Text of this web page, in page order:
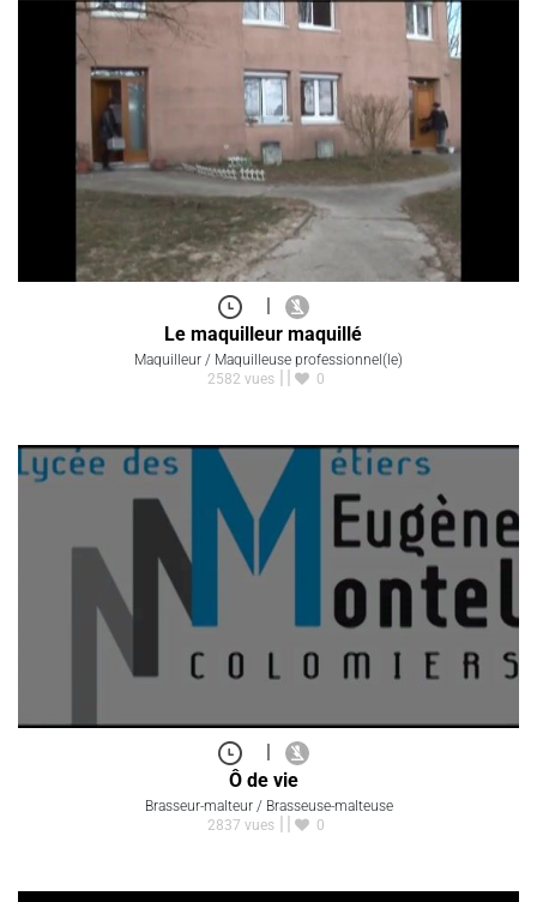
Le maquilleur maquillé
Maquilleur / Maquilleuse professionnel(le)
2582 vues
0
|
Ô de vie
Brasseur-malteur / Brasseuse-malteuse
2837 vues
0